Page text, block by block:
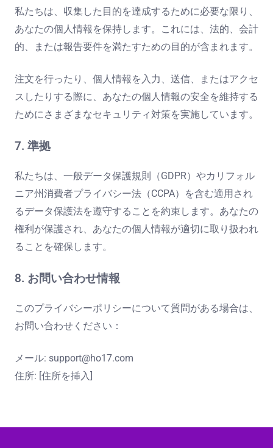
私たちは、収集した目的を達成するために必要な限り、
あなたの個人情報を保持します。これには、法的、会計
的、または報告要件を満たすための目的が含まれます。
注文を行ったり、個人情報を入力、送信、またはアクセ
スしたりする際に、あなたの個人情報の安全を維持する
ためにさまざまなセキュリティ対策を実施しています。
7. 準拠
私たちは、一般データ保護規則（GDPR）やカリフォル
ニア州消費者プライバシー法（CCPA）を含む適用され
るデータ保護法を遵守することを約束します。あなたの
権利が保護され、あなたの個人情報が適切に取り扱われ
ることを確保します。
8. お問い合わせ情報
このプライバシーポリシーについて質問がある場合は、
お問い合わせください：
メール: support@ho17.com
住所: [住所を挿入]